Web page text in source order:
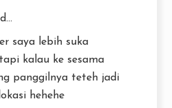
saya lebih suka
kalau ke sesama
panggilnya teteh jadi
hehehe